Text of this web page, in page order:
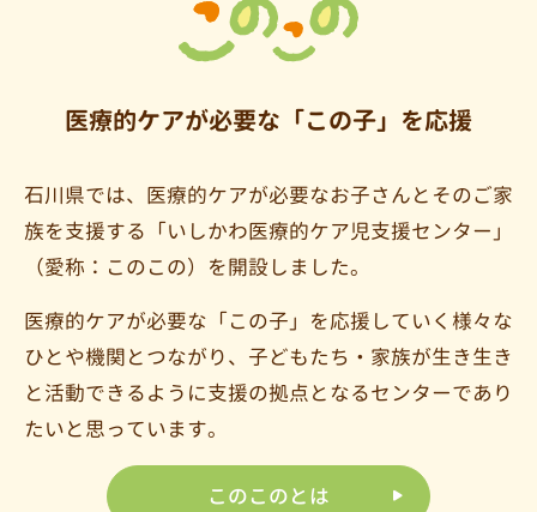
医療的ケアが必要な「この子」を応援
石川県では、医療的ケアが必要なお子さんとそのご家
族を支援する 「いしかわ医療的ケア児支援センター」
（愛称：このこの）を開設しました。
医療的ケアが必要な「この子」を応援していく様々な
ひとや機関とつながり、 子どもたち・家族が生き生き
と活動できるように支援の拠点となるセンターであり
たいと思っています。
このこのとは